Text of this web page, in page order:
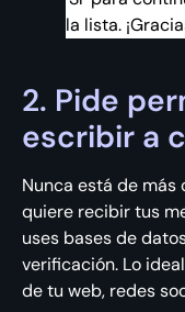
la lista.
2. Pide
escribir a
Nunca está de
quiere recibir tus
uses bases de
verificación. Lo
de tu web, redes